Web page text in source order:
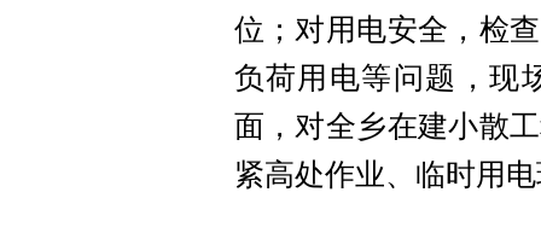
位； 对用电安全，检
负荷用电等问题，现
面，对全乡在建小散
紧高处作业、临时用